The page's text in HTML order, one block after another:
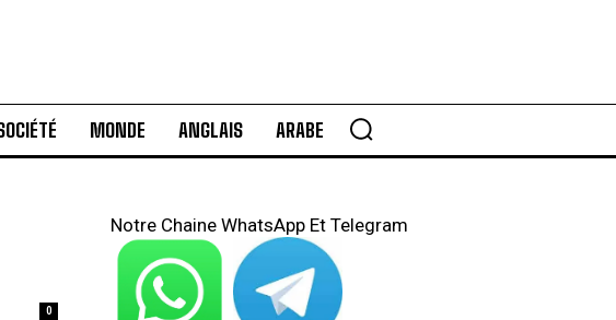
MONDE ANGLAIS ARABE
0
Notre Chaine WhatsApp Et Telegram